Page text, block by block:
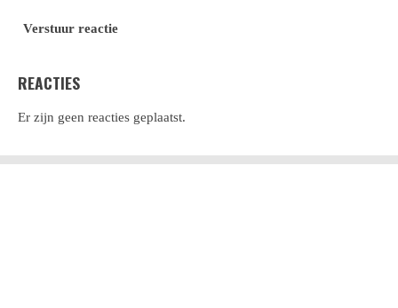
Verstuur reactie
REACTIES
Er zijn geen reacties geplaatst.